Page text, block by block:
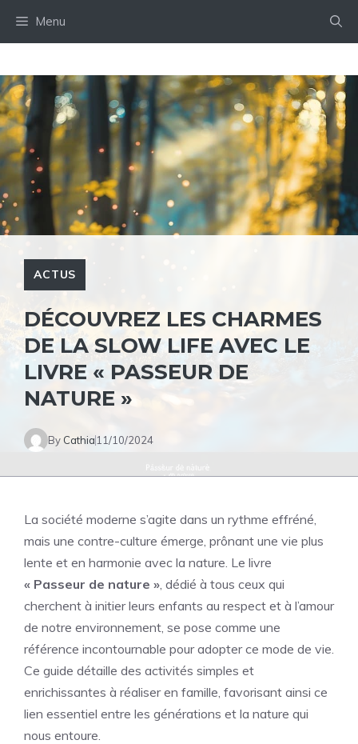
Menu
ACTUS
DÉCOUVREZ LES CHARMES
DE LA SLOW LIFE AVEC LE
LIVRE « PASSEUR DE
NATURE »
By Cathia 11/10/2024
La société moderne s’agite dans un rythme effréné,
mais une contre-culture émerge, prônant une vie plus
lente et en harmonie avec la nature. Le livre
« Passeur de nature », dédié à tous ceux qui
cherchent à initier leurs enfants au respect et à l’amour
de notre environnement, se pose comme une
référence incontournable pour adopter ce mode de vie.
Ce guide détaille des activités simples et
enrichissantes à réaliser en famille, favorisant ainsi ce
lien essentiel entre les générations et la nature qui
nous entoure.